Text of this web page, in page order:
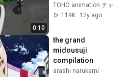
0:10
ショートアニメ） TOHO animation チャンネル
119K
12y ago
the grand
midousuji
compilation
arashi narukami